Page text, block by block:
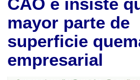
mayor parte de
superficie
empresarial